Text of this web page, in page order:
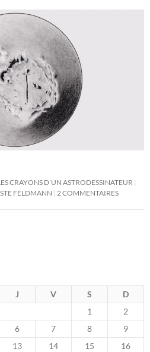
CRAYONS D’UN ASTRODESSINATEUR
FELDMANN 2 COMMENTAIRES
J V S
D
1
2
6 7 8
9
13 14 15
16